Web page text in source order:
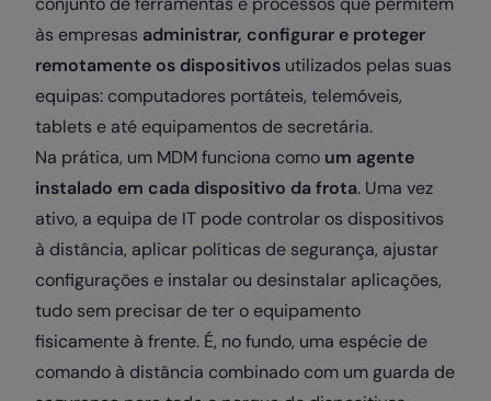
às empresas administrar, configurar e proteger
remotamente os dispositivos utilizados pelas suas
equipas: computadores portáteis, telemóveis,
tablets e até equipamentos de secretária.
Na prática, um MDM funciona como um agente
instalado em cada dispositivo da frota. Uma vez
ativo, a equipa de IT pode controlar os dispositivos
à distância, aplicar políticas de segurança, ajustar
configurações e instalar ou desinstalar aplicações,
tudo sem precisar de ter o equipamento
fisicamente à frente. É, no fundo, uma espécie de
comando à distância combinado com um guarda de